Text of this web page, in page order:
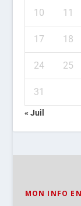
10 11
17 18
24 25
31
« Juil
MON INFO